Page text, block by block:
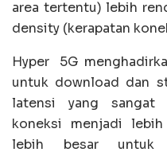
area tertentu) lebih
density (kerapatan
Hyper 5G
untuk download dan
latensi yang sangat
koneksi menjadi
lebih besar untuk